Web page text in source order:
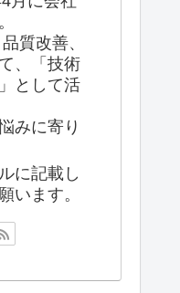
質改善、
、「技術
として活
みに寄り
に記載し
います。